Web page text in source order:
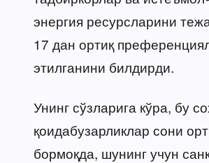
энергия ресурсларини
17 дан ортиқ
этилганини билдирди.
Унинг сўзларига кўра, бу
қоидабузарликлар сони
бормоқда, шунинг учун